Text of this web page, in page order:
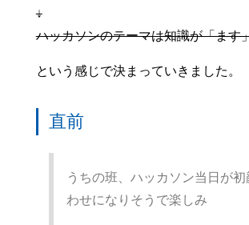
↓
ハッカソンのテーマは知識が「ます
という感じで決まっていきました。
直前
うちの班、ハッカソン当日が初
わせになりそうで楽しみ